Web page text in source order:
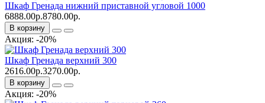
Шкаф Гренада нижний приставной угловой 1000
6888.00р.8780.00р.
В корзину
Акция: -20%
Шкаф Гренада верхний 300
2616.00р.3270.00р.
В корзину
Акция: -20%